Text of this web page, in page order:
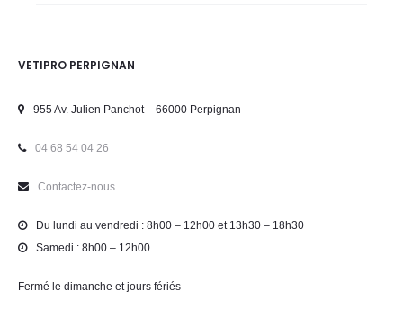
VETIPRO PERPIGNAN
955 Av. Julien Panchot – 66000 Perpignan
04 68 54 04 26
Contactez-nous
Du lundi au vendredi : 8h00 – 12h00 et 13h30 – 18h30
Samedi : 8h00 – 12h00
Fermé le dimanche et jours fériés